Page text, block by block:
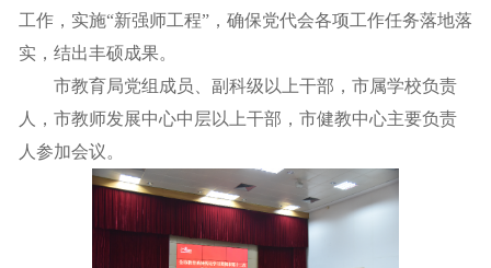
工作，实施“新强师工程”，确保党代会各项工作任务落地落
实，结出丰硕成果。
市教育局党组成员、副科级以上干部，市属学校负责
人，市教师发展中心中层以上干部，市健教中心主要负责
人参加会议。